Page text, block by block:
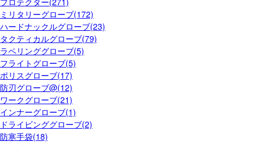
ミリタリーグローブ(172)
ハードナックルグローブ(23)
タクティカルグローブ(79)
ラペリンググローブ(5)
フライトグローブ(5)
ポリスグローブ(17)
防刃グローブ@(12)
ワークグローブ(21)
インナーグローブ(1)
ドライビンググローブ(2)
防寒手袋(18)